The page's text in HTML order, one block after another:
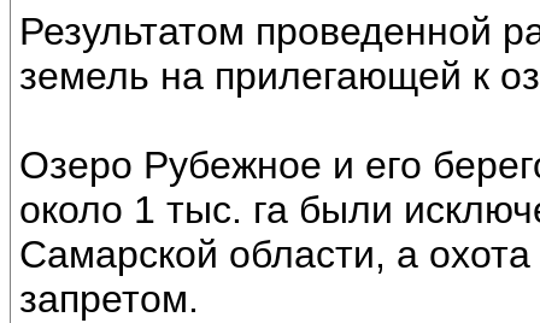
Результатом проведенной
земель на прилегающей к
Озеро Рубежное и его
около 1 тыс. га были
Самарской области, а
запретом.